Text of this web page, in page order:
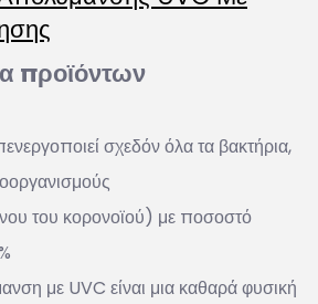
προϊόντων
σχεδόν όλα τα βακτήρια,
του κορονοϊού) με ποσοστό
με UVC είναι μια καθαρά φυσική